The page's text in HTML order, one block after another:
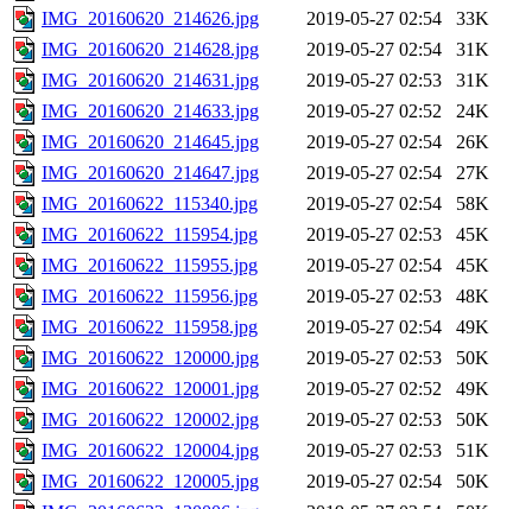
IMG_20160620_214626.jpg
2019-05-27 02:54
33K
IMG_20160620_214628.jpg
2019-05-27 02:54
31K
IMG_20160620_214631.jpg
2019-05-27 02:53
31K
IMG_20160620_214633.jpg
2019-05-27 02:52
24K
IMG_20160620_214645.jpg
2019-05-27 02:54
26K
IMG_20160620_214647.jpg
2019-05-27 02:54
27K
IMG_20160622_115340.jpg
2019-05-27 02:54
58K
IMG_20160622_115954.jpg
2019-05-27 02:53
45K
IMG_20160622_115955.jpg
2019-05-27 02:54
45K
IMG_20160622_115956.jpg
2019-05-27 02:53
48K
IMG_20160622_115958.jpg
2019-05-27 02:54
49K
IMG_20160622_120000.jpg
2019-05-27 02:53
50K
IMG_20160622_120001.jpg
2019-05-27 02:52
49K
IMG_20160622_120002.jpg
2019-05-27 02:53
50K
IMG_20160622_120004.jpg
2019-05-27 02:53
51K
IMG_20160622_120005.jpg
2019-05-27 02:54
50K